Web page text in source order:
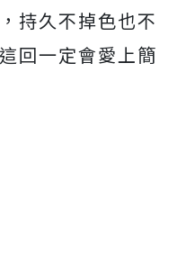
持久不掉色也不
回一定會愛上簡